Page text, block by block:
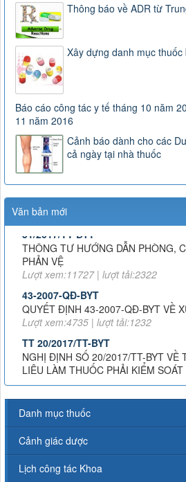
Thông báo về ADR từ
Xây dựng danh mục
Báo cáo công tác y tế tháng 10 năm
11 năm 2016
Cảnh báo dành cho các
cả ngày tại nhà thuốc
Văn bản mới
163/2025/NĐ-CP
Nghị định số 163/2025/NĐ-CP của
tiết một số điều và biện pháp để tổ
hành Luật Dược
Lượt xem:2900 | lượt tải:0
Hướng dẫn tạm thời giám sát và
Lượt xem:4544 | lượt tải:1008
TT-52/2017-BYT
THÔNG TƯ QUY ĐỊNH VỀ ĐƠN
THUỐC HÓA DƯỢC, SINH PHẨM
TRÚ
51/2017/TT-BYT
THÔNG TƯ HƯỚNG DẪN PHÒNG,
PHẢN VỆ
Lượt xem:11727 | lượt tải:2322
43-2007-QĐ-BYT
Lượt xem:4735 | lượt tải:1232
TT 20/2017/TT-BYT
LIỆU LÀM THUỐC PHẢI KIỂM SOÁT
Lượt xem:11209 | lượt tải:2044
HIẾM
Lượt xem:5141 | lượt tải:1352
Công văn 22098/QLD-ĐK
Công văn 22098/QLD-ĐK về việc
thuốc Alphachymotrypsin dùng
Danh mục thuốc
Cảnh giác dược
Lịch công tác Khoa